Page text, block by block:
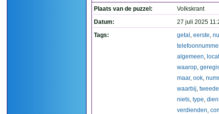
Plaats van de puzzel:
Volkskrant
Datum:
27 juli 2025
Tags:
getal , eerste,
algemeen,
waarop,
maar, ook,
waarbij, tweede
niets, type,
verdienden,